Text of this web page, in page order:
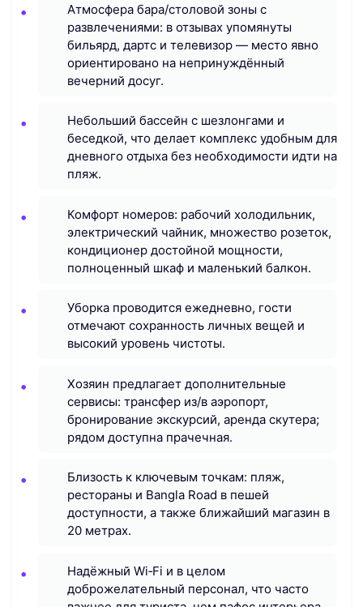
Атмосфера бара/столовой зоны с
развлечениями: в отзывах упомянуты
бильярд, дартс и телевизор — место явно
ориентировано на непринуждённый
вечерний досуг.
Небольший бассейн с шезлонгами и
беседкой, что делает комплекс удобным для
дневного отдыха без необходимости идти на
пляж.
Комфорт номеров: рабочий холодильник,
электрический чайник, множество розеток,
кондиционер достойной мощности,
полноценный шкаф и маленький балкон.
Уборка проводится ежедневно, гости
отмечают сохранность личных вещей и
высокий уровень чистоты.
Хозяин предлагает дополнительные
сервисы: трансфер из/в аэропорт,
бронирование экскурсий, аренда скутера;
рядом доступна прачечная.
Близость к ключевым точкам: пляж,
рестораны и Bangla Road в пешей
доступности, а также ближайший магазин в
20 метрах.
Надёжный Wi‑Fi и в целом
доброжелательный персонал, что часто